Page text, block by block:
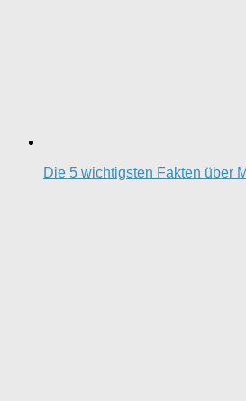
Die 5 wichtigsten Fakten über